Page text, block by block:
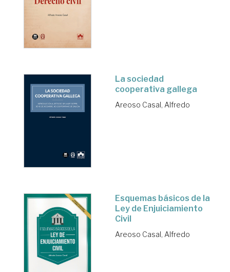
La sociedad
cooperativa gallega
Areoso Casal, Alfredo
Esquemas básicos de la
Ley de Enjuiciamiento
Civil
Areoso Casal, Alfredo